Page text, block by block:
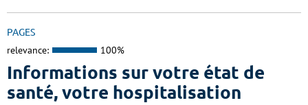
PAGES
relevance: 100%
Informations sur votre état de
santé, votre hospitalisation